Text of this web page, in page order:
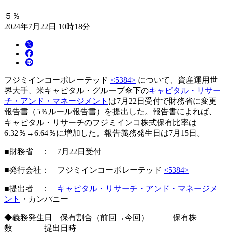
５％
2024年7月22日 10時18分
フジミインコーポレーテッド <5384> について、資産運用世
界大手、米キャピタル・グループ傘下のキャピタル・リサー
チ・アンド・マネージメント は7月22日受付で財務省に変更
報告書（5％ルール報告書）を提出した。報告書によれば、
キャピタル・リサーチのフジミインコ株式保有比率は
6.32％→6.64％に増加した。報告義務発生日は7月15日。
■財務省 ： 7月22日受付
■発行会社： フジミインコーポレーテッド <5384>
■提出者 ： キャピタル・リサーチ・アンド・マネージメ
ント
・カンパニー
◆義務発生日 保有割合（前回→今回） 保有株
数 提出日時